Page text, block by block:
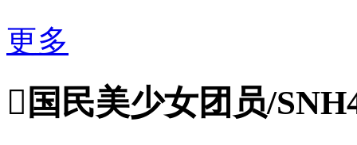
更多
 国民美少女团员/